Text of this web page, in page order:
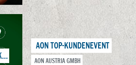
BONDUELLE GOLDMAISKAMPAGNE
AON TOP-KUNDENEVENT
AON AUSTRIA GMBH